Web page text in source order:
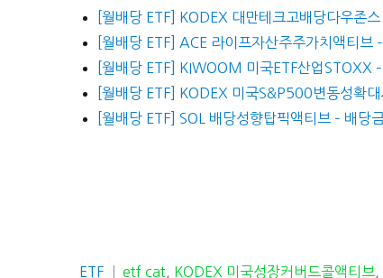
[월배당 ETF] KODEX 대만테크고배당다우존
[월배당 ETF] ACE 라이프자산주주가치액티브
[월배당 ETF] KIWOOM 미국ETF산업STOXX
[월배당 ETF] KODEX 미국S&P500변동성확
[월배당 ETF] SOL 배당성향탑픽액티브 – 배당
카
ETF 태
etf cat KODEX 미국성장커버드콜액티브